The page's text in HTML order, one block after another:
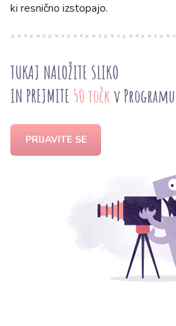
ki resnično izstopajo.
TUKAJ NALOŽITE SLIKO
IN PREJMITE 50 točk v
PRIJAVITE SE